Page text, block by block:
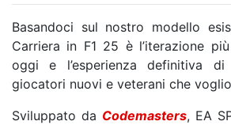
Basandoci sul nostro modello
Carriera in F1 25 è l’iterazione
oggi e l’esperienza definitiva
giocatori nuovi e veterani che
Sviluppato da Codemasters, EA